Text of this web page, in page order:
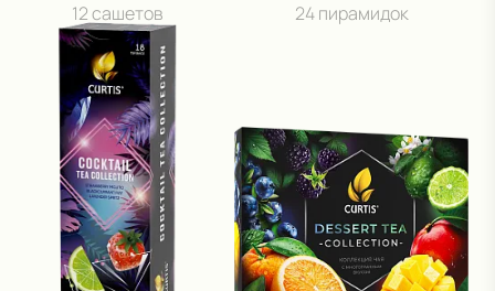
12 сашетов
24 пирамидок